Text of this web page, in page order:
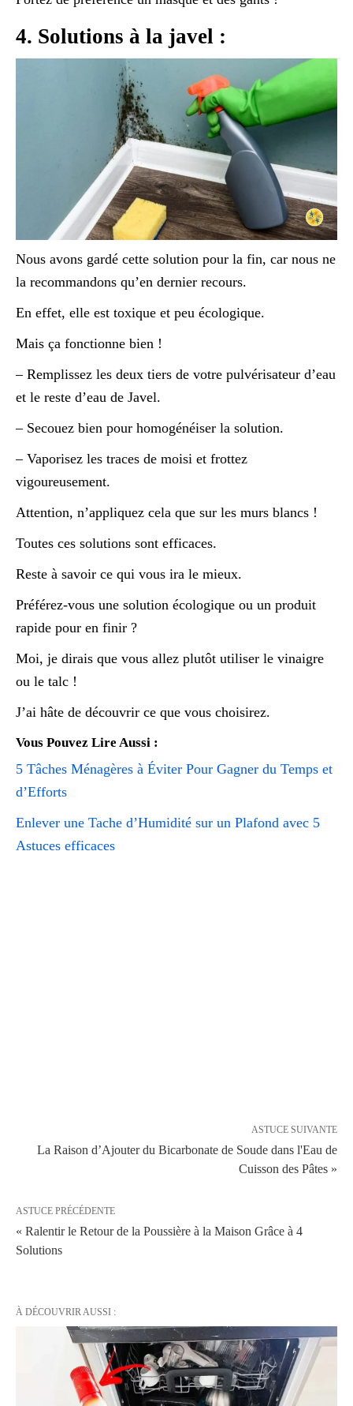
4. Solutions à la javel :
Nous avons gardé cette solution pour la fin, car nous ne
la recommandons qu’en dernier recours.
En effet, elle est toxique et peu écologique.
Mais ça fonctionne bien !
– Remplissez les deux tiers de votre pulvérisateur d’eau
et le reste d’eau de Javel.
– Secouez bien pour homogénéiser la solution.
– Vaporisez les traces de moisi et frottez
vigoureusement.
Attention, n’appliquez cela que sur les murs blancs !
Toutes ces solutions sont efficaces.
Reste à savoir ce qui vous ira le mieux.
Préférez-vous une solution écologique ou un produit
rapide pour en finir ?
Moi, je dirais que vous allez plutôt utiliser le vinaigre
ou le talc !
J’ai hâte de découvrir ce que vous choisirez.
Vous Pouvez Lire Aussi :
5 Tâches Ménagères à Éviter Pour Gagner du Temps et
d’Efforts
Enlever une Tache d’Humidité sur un Plafond avec 5
Astuces efficaces
ASTUCE SUIVANTE
La Raison d’Ajouter du Bicarbonate de Soude dans l'Eau de
Cuisson des Pâtes »
ASTUCE PRÉCÉDENTE
« Ralentir le Retour de la Poussière à la Maison Grâce à 4
Solutions
À DÉCOUVRIR AUSSI :